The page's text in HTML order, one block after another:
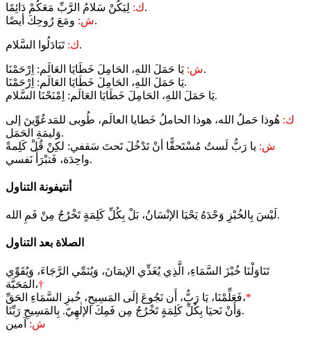
ك:لِيَكُنْ سَلامُ الرَّبِّ مَعَكُمْ دَائِمًا.
ش:ومَعَ رُوحِكَ أيضًا.
ك:تَبَادَلُوا السَّلام.
ش:يَا حَمَلَ اللهِ، الحَامِلَ خَطَايَا العَالَم: اِرْحَمْنَا.
يَا حَمَلَ اللهِ، الحَامِلَ خَطَايَا العَالَم: اِرْحَمْنَا.
يَا حَمَلَ اللهِ، الحَامِلَ خَطَايَا العَالَم: اِمْنَحْنَا السَّلام.
ك: هُوذا حَملُ الله، هوذا الحاملُ خَطايا العالَم، طُوبى للمَدعُوِّينَ إلى
وَليمَةِ الحَمَل.
ش: يا رَبُّ لَستُ مُسْتَحقًّا أنْ تَدْخُلَ تَحتَ سَقفي: لكِنْ قُلْ كَلِمةً
واحِدَة، فَتبْرَأَ نَفسي.
أنتيفونة التناول
لَيْسَ بِالخُبْزِ وَحْدَهُ يَحْيَا الإنْسَانُ، بَلْ بِكُلِّ كَلِمَةٍ تَخْرُجُ مِنْ فَمِ الله.
الصلاة بعد التناول
تَنَاوَلْنَا خُبْزَ السَّمَاءِ، الَّذِي يُغَذِّي الإيمَانَ، وَيُنَمِّي الرَّجَاءَ، وَيُقَوِّي
المَحَبَّة،†
فَعَلِّمْنَا، يَا رَبُّ، أَن نَجُوعَ إلَى المَسِيحِ، خُبزِ السَّمَاءِ الحَقِّ،*
وَأَنْ نَحيَا بِكُلِّ كَلِمَةٍ تَخْرُجُ مِن فَمِكَ الإلٰهِيّ. بِالمَسِيحِ رَبِّنَا.
ش: آمين